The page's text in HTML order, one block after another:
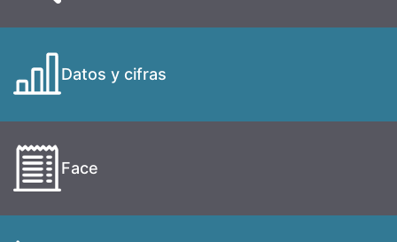
Datos y cifras
Face